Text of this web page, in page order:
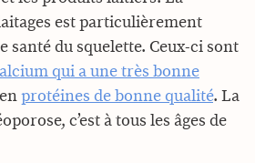
est particulièrement
santé du squelette. Ceux-ci sont
qui a une très bonne
protéines de bonne qualité. La
c’est à tous les âges de